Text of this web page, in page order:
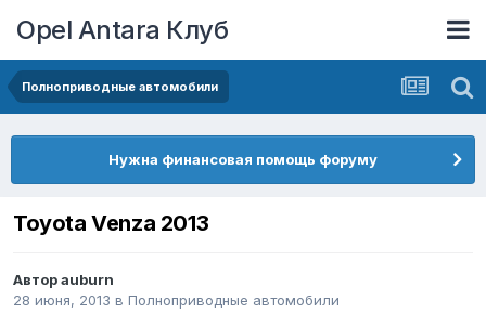
Opel Antara Клуб
Полноприводные автомобили
Нужна финансовая помощь форуму
Toyota Venza 2013
Авторauburn
28 июня, 2013 в Полноприводные автомобили